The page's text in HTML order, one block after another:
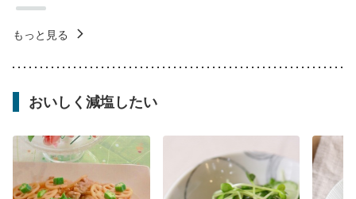
もっと見る
おいしく減塩したい